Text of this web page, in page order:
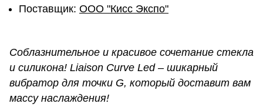
Поставщик: ОOО "Кисс Экспо"
Соблазнительное и красивое сочетание стекла
и силикона! Liaison Curve Led – шикарный
вибратор для точки G, который доставит вам
массу наслаждения!